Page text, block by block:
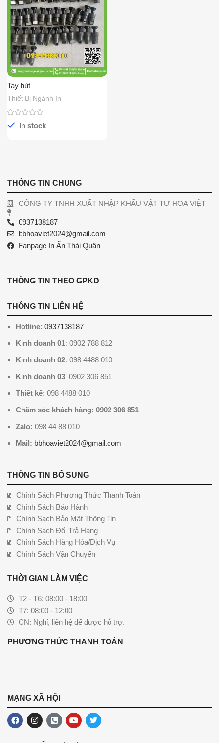
Tay hút
Thiết Bị Ngành In
In stock
THÔNG TIN CHUNG
CÔNG TY TNHH XUẤT NHẬP KHẨU VẬT TƯ HOA VIỆT
0937138187
bbhoaviet2024@gmail.com
Fanpage In Ấn Thái Quân
THÔNG TIN THEO GPKD
THÔNG TIN LIÊN HỆ
Hotline: 0937138187
Kinh doanh 01: 0902 788 812
Kinh doanh 02: 098 4488 010
Kinh doanh 03: 0902 306 851
Thiết kế: 098 4488 010
Chăm sóc khách hàng: 0902 306 851
Zalo: 098 44 88 010
Mail: bbhoaviet2024@gmail.com
THÔNG TIN BỔ SUNG
Chính Sách Phương Thức Thanh Toán
Chính Sách Bảo Hành
Chính Sách Bảo Mật Thông Tin
Chính Sách Đổi Trả Hàng
Chính Sách Hàng Hóa/Dịch Vụ
Chính Sách Vận Chuyển
THỜI GIAN LÀM VIỆC
T2 - T6: 08:00 - 18:00
T7: 08:00 - 12:00
CN: Nghỉ, liên hệ để được hỗ trợ.
PHƯƠNG THỨC THANH TOÁN
MẠNG XÃ HỘI